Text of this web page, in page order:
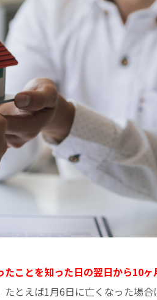
たことを知った日の翌日から10ヶ
とえば1月6日に亡くなった場合